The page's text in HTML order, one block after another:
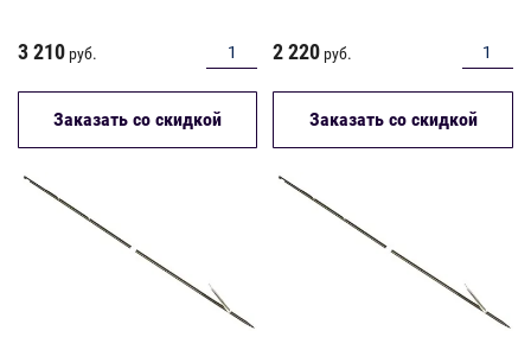
3 210 руб.
Заказать со скидкой
2 220 руб.
Заказать со скидкой